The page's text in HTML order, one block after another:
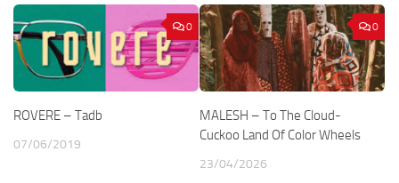
0
ROVERE – Tadb
07/06/2019
0
MALESH – To The Cloud-
Cuckoo Land Of Color Wheels
23/04/2026